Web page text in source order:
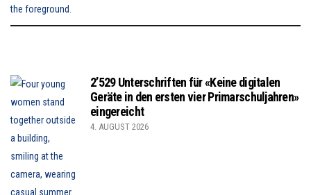
2’529 Unterschriften für «Keine digitalen
Geräte in den ersten vier Primarschuljahren»
eingereicht
4. AUGUST 2026